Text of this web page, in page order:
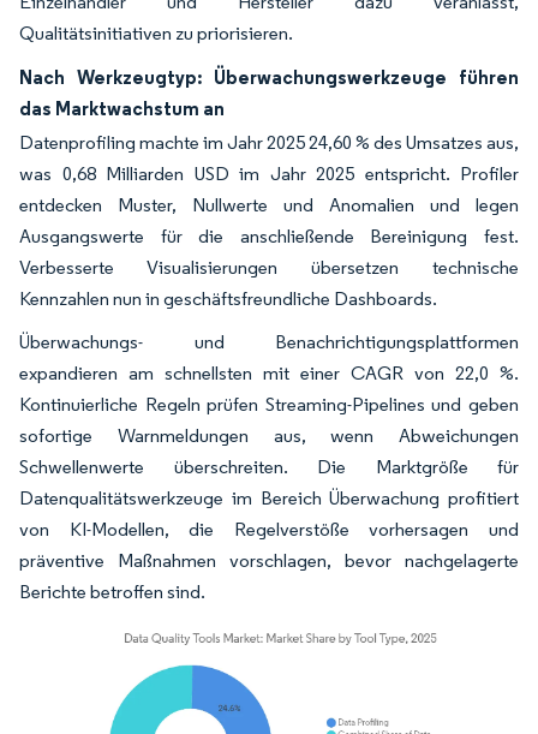
Qualitätsinitiativen zu priorisieren.
Nach Werkzeugtyp: Überwachungswerkzeuge führen
das Marktwachstum an
Datenprofiling machte im Jahr 2025 24,60 % des Umsatzes aus,
was 0,68 Milliarden USD im Jahr 2025 entspricht. Profiler
entdecken Muster, Nullwerte und Anomalien und legen
Ausgangswerte für die anschließende Bereinigung fest.
Verbesserte Visualisierungen übersetzen technische
Kennzahlen nun in geschäftsfreundliche Dashboards.
Überwachungs- und Benachrichtigungsplattformen
expandieren am schnellsten mit einer CAGR von 22,0 %.
Kontinuierliche Regeln prüfen Streaming-Pipelines und geben
sofortige Warnmeldungen aus, wenn Abweichungen
Schwellenwerte überschreiten. Die Marktgröße für
Datenqualitätswerkzeuge im Bereich Überwachung profitiert
von KI-Modellen, die Regelverstöße vorhersagen und
präventive Maßnahmen vorschlagen, bevor nachgelagerte
Berichte betroffen sind.